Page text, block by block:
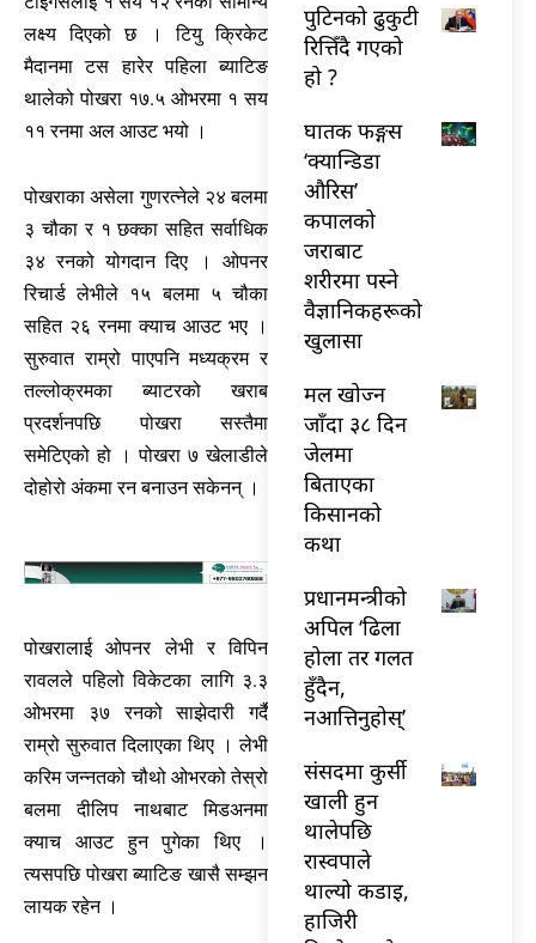
लक्ष्य दिएको छ । टियु क्रिकेट
मैदानमा टस हारेर पहिला ब्याटिङ
थालेको पोखरा १७.५ ओभरमा १ सय
११ रनमा अल आउट भयो ।
पोखराका असेला गुणरत्नेले २४ बलमा
३ चौका र १ छक्का सहित सर्वाधिक
३४ रनको योगदान दिए । ओपनर
रिचार्ड लेभीले १५ बलमा ५ चौका
सहित २६ रनमा क्याच आउट भए ।
सुरुवात राम्रो पाएपनि मध्यक्रम र
तल्लोक्रमका ब्याटरको खराब
प्रदर्शनपछि पोखरा सस्तैमा
समेटिएको हो । पोखरा ७ खेलाडीले
दोहोरो अंकमा रन बनाउन सकेनन् ।
पोखरालाई ओपनर लेभी र विपिन
रावलले पहिलो विकेटका लागि ३.३
ओभरमा ३७ रनको साझेदारी गर्दै
राम्रो सुरुवात दिलाएका थिए । लेभी
करिम जन्नतको चौथो ओभरको तेस्रो
बलमा दीलिप नाथबाट मिडअनमा
क्याच आउट हुन पुगेका थिए ।
त्यसपछि पोखरा ब्याटिङ खासै सम्झन
लायक रहेन ।
पुटिनको ढुकुटी
रित्तिँदै गएको
हो ?
घातक फङ्गस
‘क्यान्डिडा
औरिस’
कपालको
जराबाट
शरीरमा पस्ने
वैज्ञानिकहरूको
खुलासा
मल खोज्न
जाँदा ३८ दिन
जेलमा
बिताएका
किसानको
कथा
प्रधानमन्त्रीको
अपिल ‘ढिला
होला तर गलत
हुँदैन,
नआत्तिनुहोस्’
संसदमा कुर्सी
खाली हुन
थालेपछि
रास्वपाले
थाल्यो कडाइ,
हाजिरी